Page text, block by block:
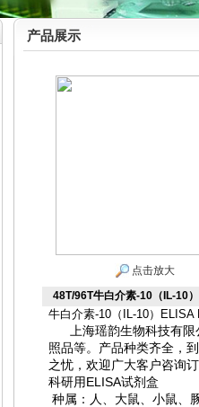
产品展示
点击放大
48T/96T牛白介素-10（IL-10
牛白介素-10（IL-10）ELISA
上海瑶韵生物科技有限
照品等。产品种类齐全，
之忧，欢迎广大客户咨询
科研用ELISA试剂盒
种属：人、大鼠、小鼠、